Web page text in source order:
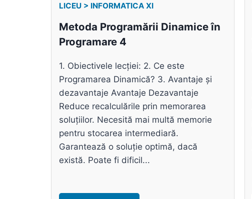
LICEU > INFORMATICA XI
Metoda Programării Dinamice în
Programare 4
1. Obiectivele lecției: 2. Ce este
Programarea Dinamică? 3. Avantaje și
dezavantaje Avantaje Dezavantaje
Reduce recalculările prin memorarea
soluțiilor. Necesită mai multă memorie
pentru stocarea intermediară.
Garantează o soluție optimă, dacă
există. Poate fi dificil...